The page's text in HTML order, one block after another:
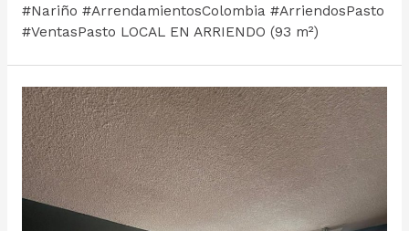
#Nariño #ArrendamientosColombia #ArriendosPasto
#VentasPasto LOCAL EN ARRIENDO (93 m²)